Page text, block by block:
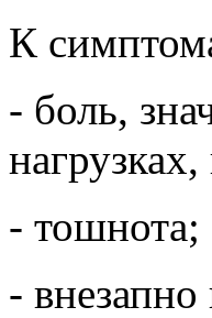
К
- боль,
- тошнота;
-